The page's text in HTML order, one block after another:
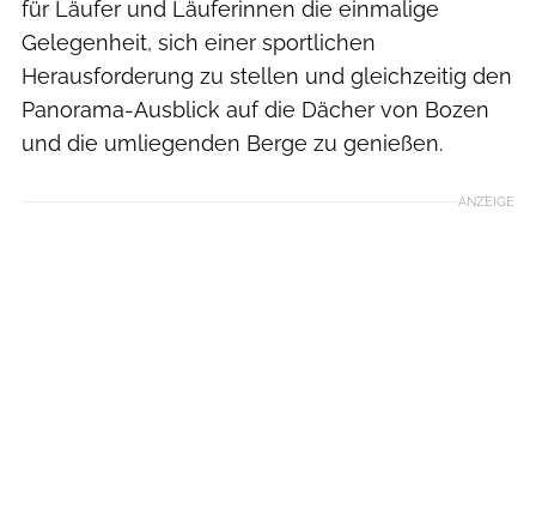
für Läufer und Läuferinnen die einmalige
Gelegenheit, sich einer sportlichen
Herausforderung zu stellen und gleichzeitig den
Panorama-Ausblick auf die Dächer von Bozen
und die umliegenden Berge zu genießen.
ANZEIGE